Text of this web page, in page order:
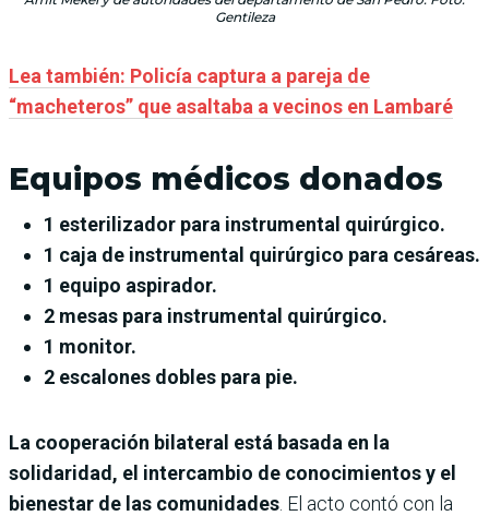
Gentileza
Lea también: Policía captura a pareja de
“macheteros” que asaltaba a vecinos en Lambaré
Equipos médicos donados
1 esterilizador para instrumental quirúrgico.
1 caja de instrumental quirúrgico para cesáreas.
1 equipo aspirador.
2 mesas para instrumental quirúrgico.
1 monitor.
2 escalones dobles para pie.
La cooperación bilateral está basada en la
solidaridad, el intercambio de conocimientos y el
bienestar de las comunidades . El acto contó con la